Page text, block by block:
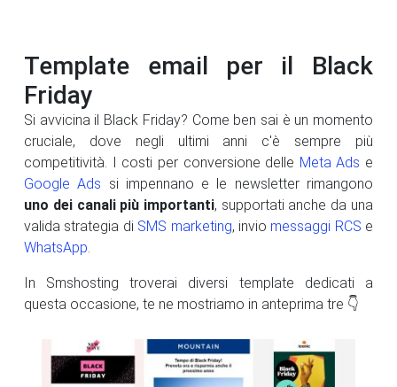
Template email per il Black
Friday
Si avvicina il Black Friday? Come ben sai è un momento
cruciale, dove negli ultimi anni c'è sempre più
competitività. I costi per conversione delle Meta Ads e
Google Ads si impennano e le newsletter rimangono
uno dei canali più importanti, supportati anche da una
valida strategia di SMS marketing, invio messaggi RCS e
WhatsApp
In Smshosting troverai diversi template dedicati a
questa occasione, te ne mostriamo in anteprima tre 👇